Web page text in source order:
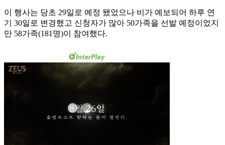
이 행사는 당초 29일로 예정 됐었으나 비가 예보되어 하루 연
기 30일로 변경했고 신청자가 많아 50가족을 선발 예정이었지
만 58가족(181명)이 참여했다.